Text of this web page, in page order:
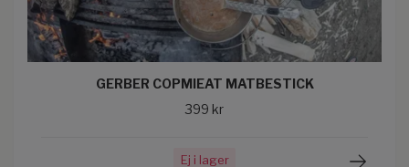
GERBER COPMIEAT MATBESTICK
399 kr
Ej i lager